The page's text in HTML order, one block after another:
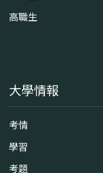
高職生
大學情報
考情
學習
考題